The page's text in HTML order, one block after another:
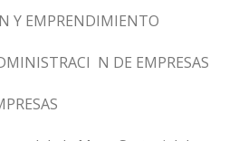
Y EMPRENDIMIENTO
N DE EMPRESAS